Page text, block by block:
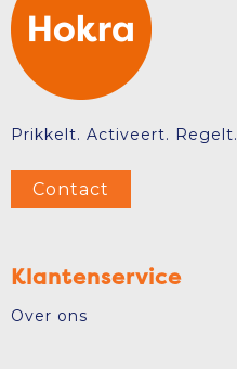
Prikkelt. Activeert. Regelt.
Contact
Klantenservice
Over ons